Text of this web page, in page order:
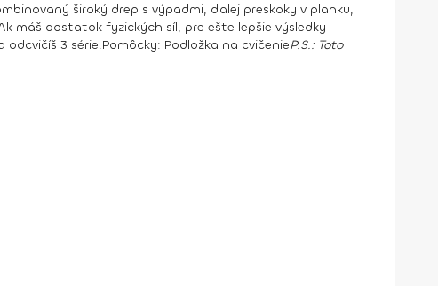
široký drep s výpadmi, ďalej preskoky v planku,
máš dostatok fyzických síl, pre ešte lepšie výsledky
3 série.Pomôcky: Podložka na cvičenieP.S.: Toto